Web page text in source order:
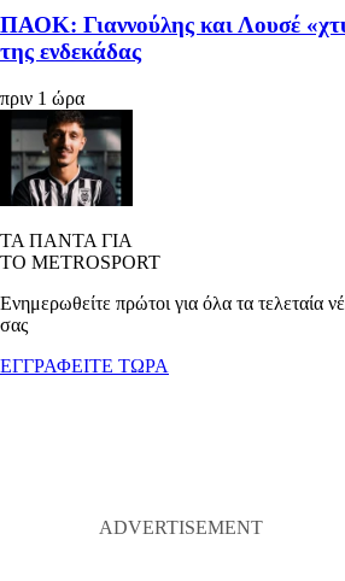
ΠΑΟΚ: Γιαννούλης και Λουσέ
της ενδεκάδας
πριν 1 ώρα
ΤΑ ΠΑΝΤΑ ΓΙΑ
ΤΟ METROSPORT
Ενημερωθείτε πρώτοι για όλα τα τελεταία
σας
ΕΓΓΡΑΦΕΙΤΕ ΤΩΡΑ